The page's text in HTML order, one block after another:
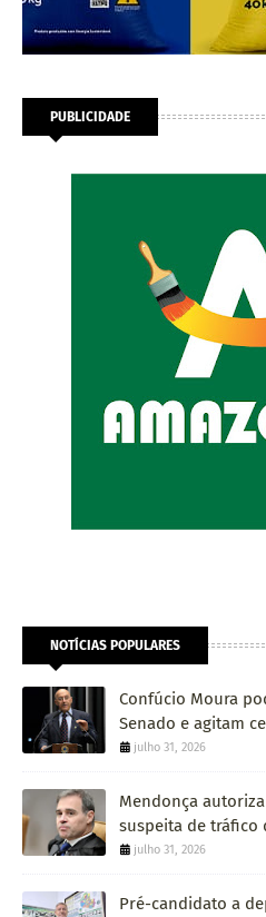
PUBLICIDADE
NOTÍCIAS POPULARES
Confúcio Moura
Senado e agitam
julho 31, 2026
Mendonça
suspeita de tráfico
julho 31, 2026
Pré-candidato a